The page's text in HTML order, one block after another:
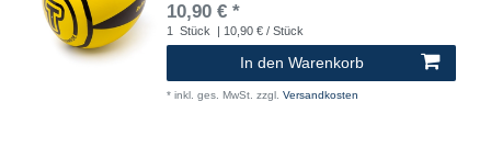
10,90 € *
1 Stück | 10,90 € / Stück
In den Warenkorb
* inkl. ges. MwSt. zzgl. Versandkosten